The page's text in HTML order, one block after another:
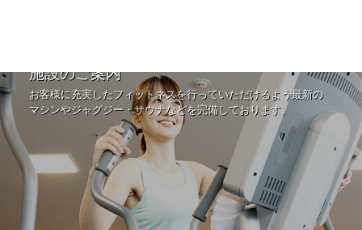
施設のご案内
お客様に充実したフィットネスを行っていただけるよう最新の
マシンやジャグジー・サウナなどを完備しております。